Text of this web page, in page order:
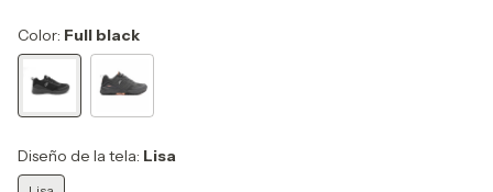
Color: Full black
Diseño de la tela: Lisa